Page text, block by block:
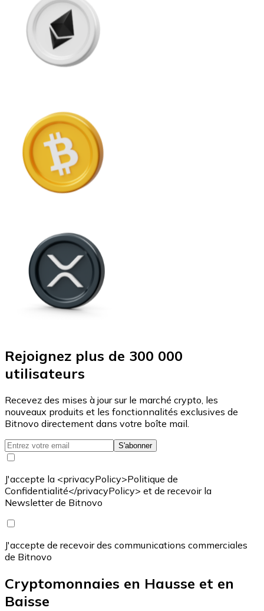
Rejoignez plus de 300 000
utilisateurs
Recevez des mises à jour sur le marché crypto, les
nouveaux produits et les fonctionnalités exclusives de
Bitnovo directement dans votre boîte mail.
S'abonner
J'accepte la <privacyPolicy>Politique de
Confidentialité</privacyPolicy> et de recevoir la
Newsletter de Bitnovo
J'accepte de recevoir des communications commerciales
de Bitnovo
Cryptomonnaies en Hausse et en
Baisse